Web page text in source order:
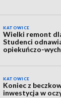
KATOWICE
Wielki remont
Studenci
opiekuńczo-
KATOWICE
Koniec z
inwestycja w